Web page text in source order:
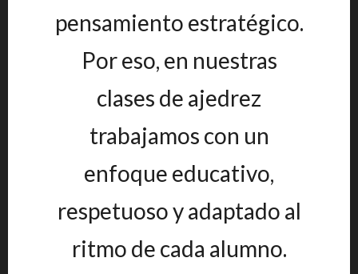
pensamiento estratégico.
Por eso, en nuestras
clases de ajedrez
trabajamos con un
enfoque educativo,
respetuoso y adaptado al
ritmo de cada alumno.